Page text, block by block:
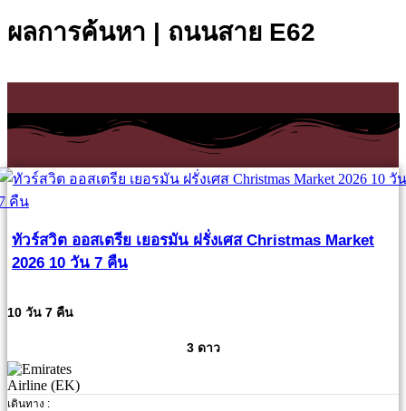
ผลการค้นหา | ถนนสาย E62
ทัวร์สวิต ออสเตรีย เยอรมัน ฝรั่งเศส Christmas Market
2026 10 วัน 7 คืน
10 วัน 7 คืน
3 ดาว
เดินทาง :